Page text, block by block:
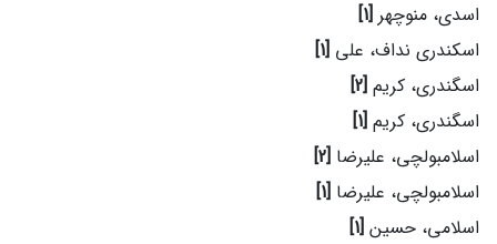
اسدی، منوچهر [1]
اسکندری نداف، علی [1]
اسگندری، کریم [2]
اسگندری، کریم [1]
اسلامبولچی، علیرضا [2]
اسلامبولچی، علیرضا [1]
اسلامی، حسین [1]